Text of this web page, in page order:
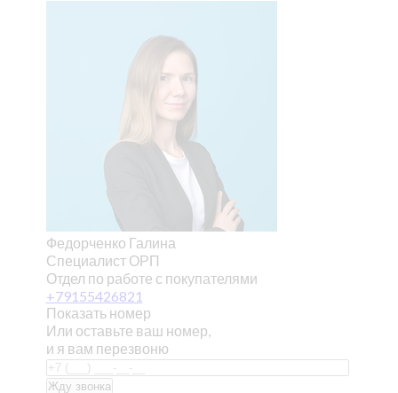
Федорченко Галина
Специалист ОРП
Отдел по работе с покупателями
+79155426821
Показать номер
Или оставьте ваш номер,
и я вам перезвоню